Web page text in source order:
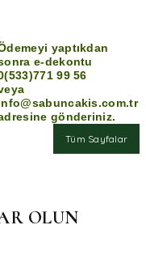
yaptıkdan
e-dekontu
99 56
gönderiniz.
Tüm Sayfalar
OLUN